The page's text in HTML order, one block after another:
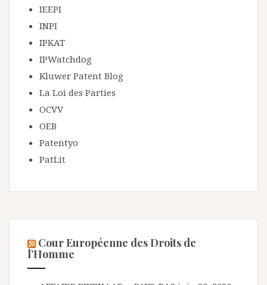
IEEPI
INPI
IPKAT
IPWatchdog
Kluwer Patent Blog
La Loi des Parties
OCVV
OEB
Patentyo
PatLit
Cour Européenne des Droits de
l’Homme